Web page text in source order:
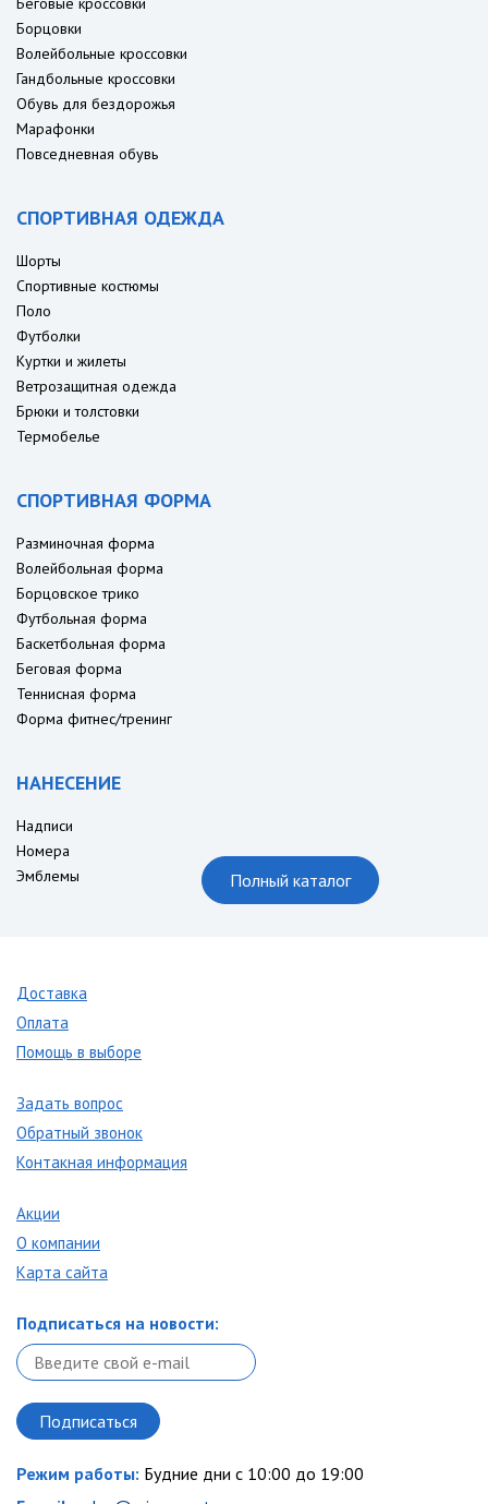
Борцовки
Волейбольные кроссовки
Гандбольные кроссовки
Обувь для бездорожья
Марафонки
Повседневная обувь
СПОРТИВНАЯ ОДЕЖДА
Шорты
Спортивные костюмы
Поло
Футболки
Куртки и жилеты
Ветрозащитная одежда
Брюки и толстовки
Термобелье
СПОРТИВНАЯ ФОРМА
Разминочная форма
Волейбольная форма
Борцовское трико
Футбольная форма
Баскетбольная форма
Беговая форма
Теннисная форма
Форма фитнес/тренинг
НАНЕСЕНИЕ
Надписи
Номера
Эмблемы
Полный каталог
Доставка
Оплата
Помощь в выборе
Задать вопрос
Обратный звонок
Контакная информация
Акции
О компании
Карта сайта
Подписаться на новости:
Режим работы: Будние дни с 10:00 до 19:00